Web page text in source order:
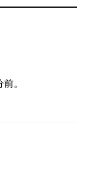
。